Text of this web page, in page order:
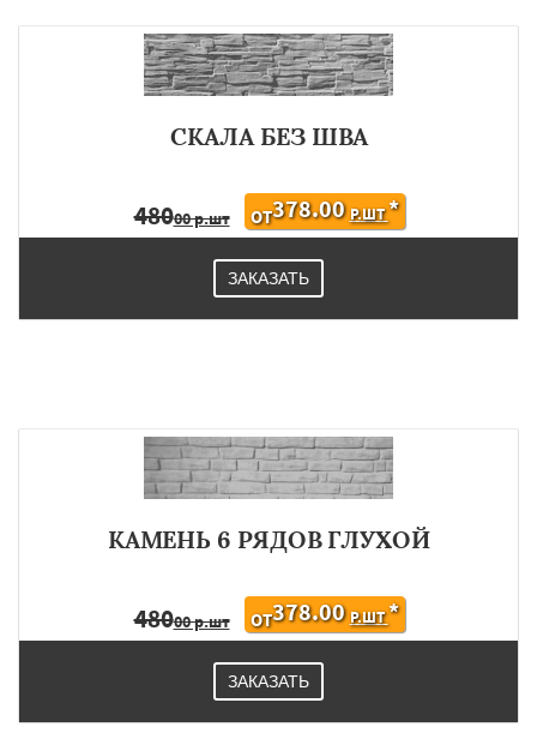
СКАЛА БЕЗ ШВА
48000 р.шт ОТ378.00 Р.ШТ*
ЗАКАЗАТЬ
КАМЕНЬ 6 РЯДОВ ГЛУХОЙ
48000 р.шт ОТ378.00 Р.ШТ*
ЗАКАЗАТЬ